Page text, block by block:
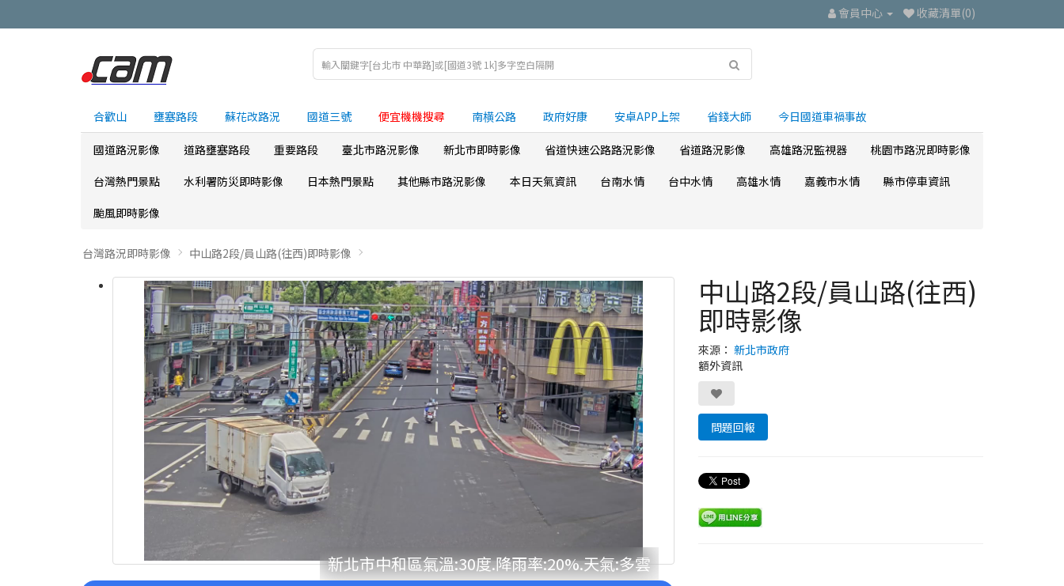
會員中心 收藏清單(0)
合歡山 壅塞路段 蘇花改路況 國道三號 便宜機機搜尋 南横公路 政府好康 安卓APP上架 省錢大師 今日國道車禍事故
國道路況影像 道路壅塞路段 重要路段 臺北市路況影像 新北市即時影像 省道快速公路路況影像 省道路況影像 高雄路況監視器
桃園市路況即時影像
台灣熱門景點
水利署防災即時影像 日本熱門景點 其他縣市路況影像 本日天氣資訊 台南水情 台中水情 高雄水情 嘉義市水情
縣市停車資訊
颱風即時影像
台灣路況即時影像 中山路2段/員山路(往西)即時影像
新北市中和區氣溫:30度.降雨率:20%.天氣:多雲
中山路2段/員山路(往西)
即時影像
來源： 新北市政府
額外資訊
問題回報